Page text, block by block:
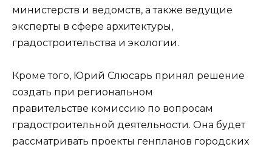
министерств и ведомств, а также ведущие
эксперты в сфере архитектуры,
градостроительства и экологии.
Кроме того, Юрий Слюсарь принял решение
создать при региональном
правительстве комиссию по вопросам
градостроительной деятельности. Она будет
рассматривать проекты генпланов городских